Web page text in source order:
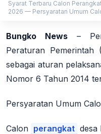
Syarat Terbaru Calon
2026 — Persyaratan Umum
Bungko News –
Peraturan Pemerintah
sebagai aturan
Nomor 6 Tahun 2014
Persyaratan Umum
Calon perangkat desa